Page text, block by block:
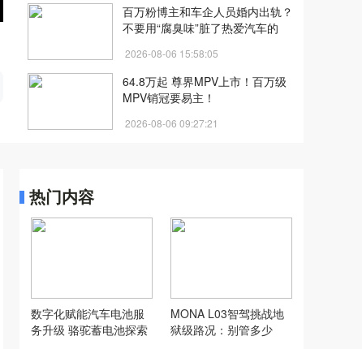
百万粉博主和车企人员婚内出轨？
不要用“腐臭味”脏了热爱汽车的
2026-08-06 15:58:05
64.8万起 尊界MPV上市！百万级
MPV销冠要易主！
2026-08-06 09:27:21
热门内容
数字化赋能汽车电池服
务升级 骆驼蓄电池探索
MONA L03智驾挑战地
狱级路况：别管多少